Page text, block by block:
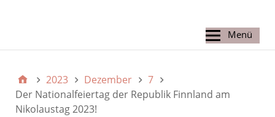
Menü
2023 Dezember
7
Der Nationalfeiertag der Republik Finnland am
Nikolaustag 2023!